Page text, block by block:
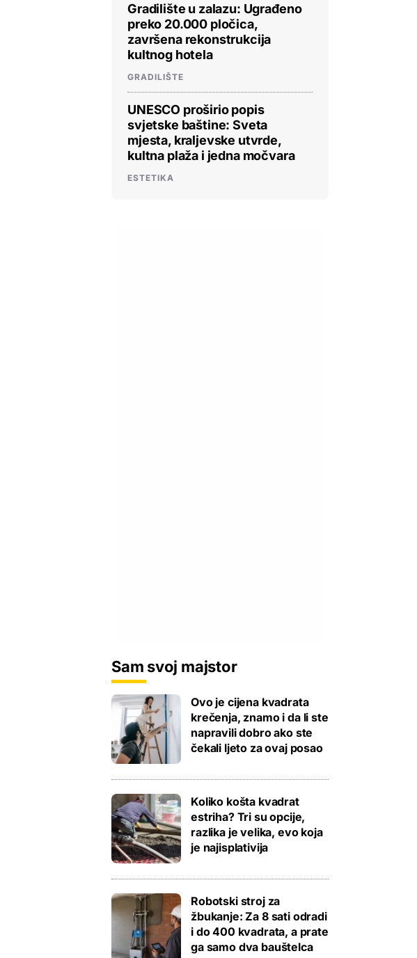
Gradilište u zalazu: Ugrađeno
preko 20.000 pločica,
završena rekonstrukcija
kultnog hotela
GRADILIŠTE
UNESCO proširio popis
svjetske baštine: Sveta
mjesta, kraljevske utvrde,
kultna plaža i jedna močvara
ESTETIKA
Sam svoj majstor
Ovo je cijena kvadrata
krečenja, znamo i da li ste
napravili dobro ako ste
čekali ljeto za ovaj posao
Koliko košta kvadrat
estriha? Tri su opcije,
razlika je velika, evo koja
je najisplativija
Robotski stroj za
žbukanje: Za 8 sati odradi
i do 400 kvadrata, a prate
ga samo dva bauštelca